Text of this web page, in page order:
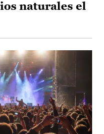
naturales el